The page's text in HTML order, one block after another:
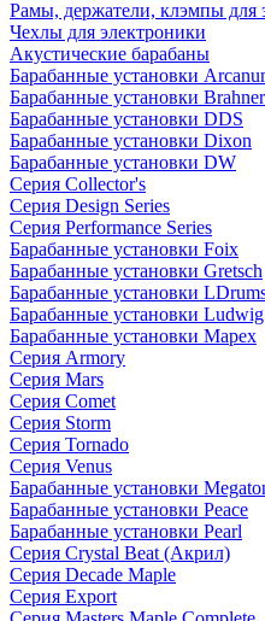
Рамы, держатели, клэмпы для
Чехлы для электроники
Акустические барабаны
Барабанные установки
Барабанные установки Brahner
Барабанные установки DDS
Барабанные установки Dixon
Барабанные установки DW
Серия Collector's
Серия Design Series
Серия Performance Series
Барабанные установки Foix
Барабанные установки Gretsch
Барабанные установки
Барабанные установки Ludwig
Барабанные установки Mapex
Серия Armory
Серия Mars
Серия Comet
Серия Storm
Серия Tornado
Серия Venus
Барабанные установки
Барабанные установки Peace
Барабанные установки Pearl
Серия Crystal Beat (Акрил)
Серия Decade Maple
Серия Export